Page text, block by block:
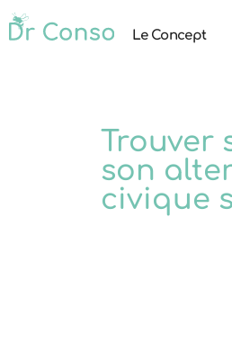
Le Concept
Trouver
son
civique